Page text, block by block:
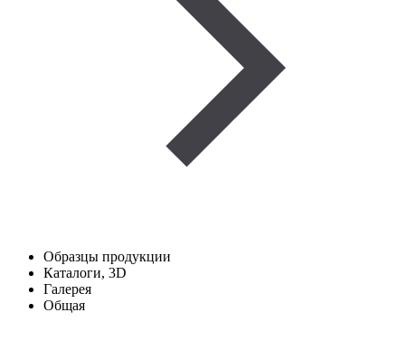
Образцы продукции
Каталоги, 3D
Галерея
Общая